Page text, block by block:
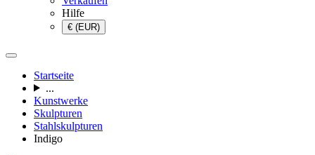
Hilfe
€ (EUR)
Startseite
...
Kunstwerke
Skulpturen
Stahlskulpturen
Indigo